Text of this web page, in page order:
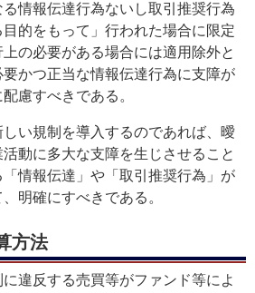
情報伝達行為ないし取引推奨行為
的をもって」行われた場合に限定
の必要がある場合には適用除外と
かつ正当な情報伝達行為に支障が
慮すべきである。
い規制を導入するのであれば、曖
動に多大な支障を生じさせること
情報伝達」や「取引推奨行為」が
明確にすべきである。
方法
違反する売買等がファンド等によ